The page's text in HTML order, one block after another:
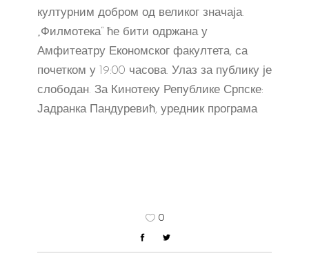
културним добром од великог значаја.
„Филмотека“ ће бити одржана у
Амфитеатру Економског факултета, са
почетком у 19:00 часова. Улаз за публику је
слободан. За Кинотеку Републике Српске:
Јадранка Пандуревић, уредник програма
0